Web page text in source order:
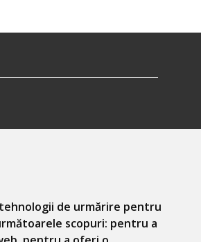
de urmărire pentru
scopuri: pentru a
Informatiile mele personale